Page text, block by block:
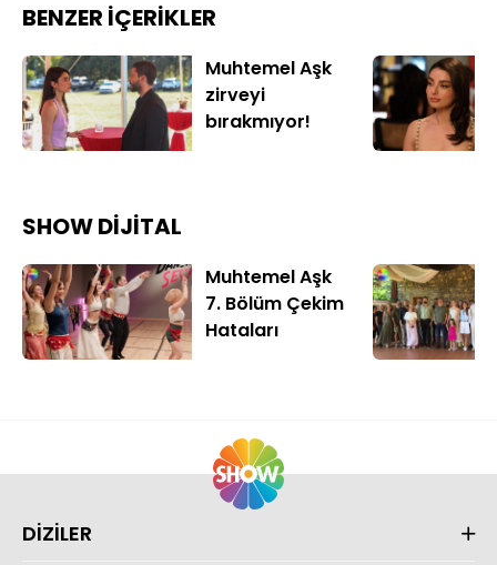
BENZER İÇERİKLER
Muhtemel Aşk
zirveyi
bırakmıyor!
SHOW DİJİTAL
Muhtemel Aşk
7. Bölüm Çekim
Hataları
DİZİLER